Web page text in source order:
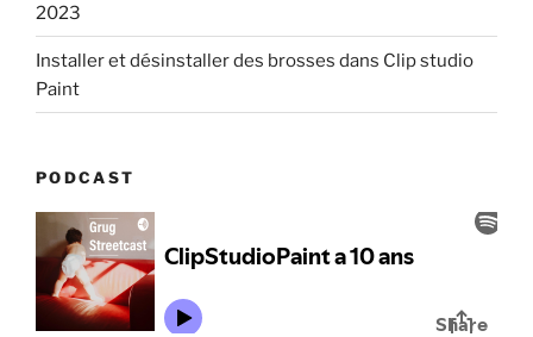
2023
Installer et désinstaller des brosses dans Clip studio
Paint
PODCAST